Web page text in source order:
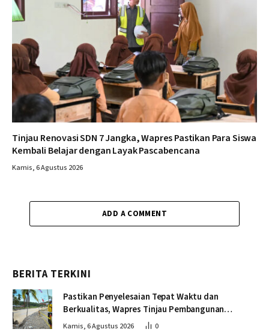
Tinjau Renovasi SDN 7 Jangka, Wapres Pastikan Para Siswa
Kembali Belajar dengan Layak Pascabencana
Kamis, 6 Agustus 2026
ADD A COMMENT
BERITA TERKINI
Pastikan Penyelesaian Tepat Waktu dan
Berkualitas, Wapres Tinjau Pembangunan
Jembatan Lumut
Kamis, 6 Agustus 2026 0